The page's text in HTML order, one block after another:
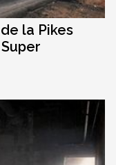
la Pikes